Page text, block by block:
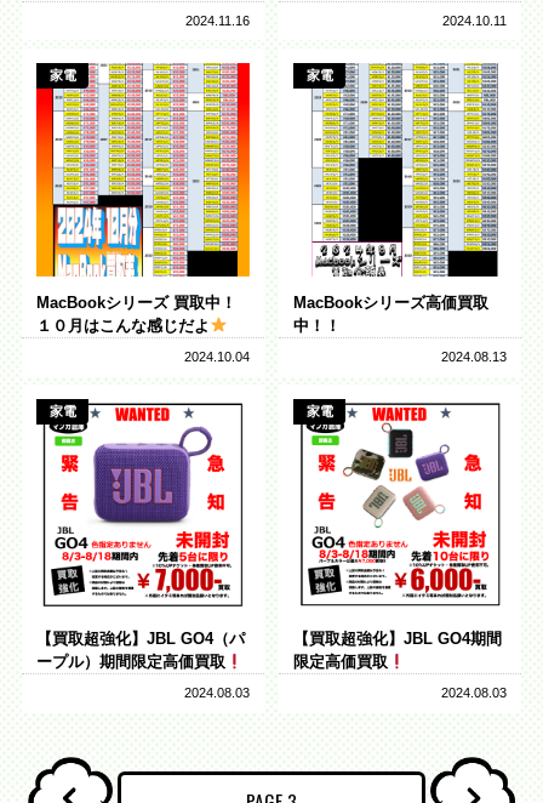
2024.11.16 2024.10.11
家電
MacBookシリーズ 買取中！
１０月はこんな感じだよ
2024.10.04
家電
MacBookシリーズ高価買取
中！！
2024.08.13
家電
【買取超強化】JBL GO4（パ
ープル）期間限定高価買取
2024.08.03
家電
【買取超強化】JBL GO4期間
限定高価買取
2024.08.03